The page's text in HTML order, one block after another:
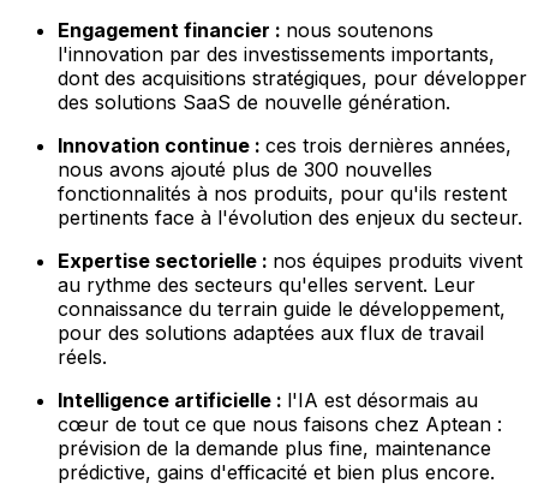
Engagement financier : nous soutenons
l'innovation par des investissements importants,
dont des acquisitions stratégiques, pour développer
des solutions SaaS de nouvelle génération.
Innovation continue : ces trois dernières années,
nous avons ajouté plus de 300 nouvelles
fonctionnalités à nos produits, pour qu'ils restent
pertinents face à l'évolution des enjeux du secteur.
Expertise sectorielle : nos équipes produits vivent
au rythme des secteurs qu'elles servent. Leur
connaissance du terrain guide le développement,
pour des solutions adaptées aux flux de travail
réels.
Intelligence artificielle : l'IA est désormais au
cœur de tout ce que nous faisons chez Aptean :
prévision de la demande plus fine, maintenance
prédictive, gains d'efficacité et bien plus encore.